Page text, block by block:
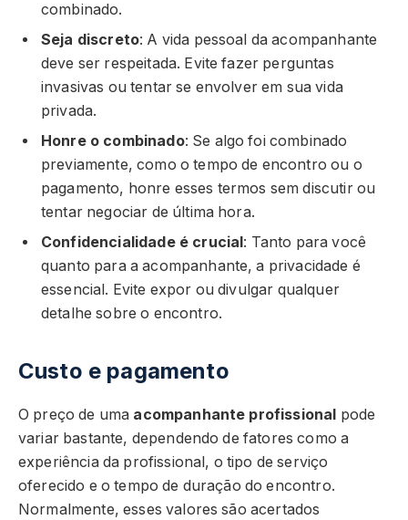
combinado.
Seja discreto: A vida pessoal da acompanhante
deve ser respeitada. Evite fazer perguntas
invasivas ou tentar se envolver em sua vida
privada.
Honre o combinado: Se algo foi combinado
previamente, como o tempo de encontro ou o
pagamento, honre esses termos sem discutir ou
tentar negociar de última hora.
Confidencialidade é crucial: Tanto para você
quanto para a acompanhante, a privacidade é
essencial. Evite expor ou divulgar qualquer
detalhe sobre o encontro.
Custo e pagamento
O preço de uma acompanhante profissional pode
variar bastante, dependendo de fatores como a
experiência da profissional, o tipo de serviço
oferecido e o tempo de duração do encontro.
Normalmente, esses valores são acertados